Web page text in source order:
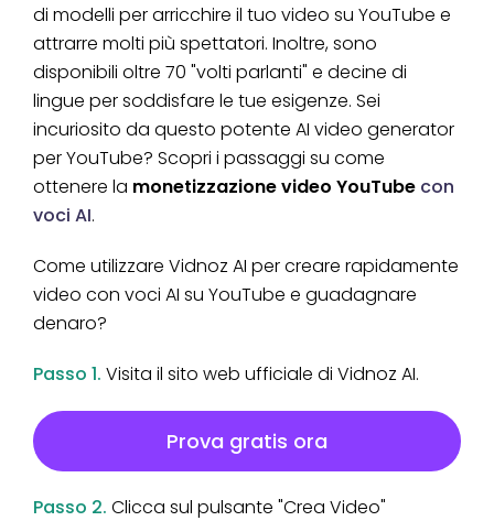
di modelli per arricchire il tuo video su YouTube e
attrarre molti più spettatori. Inoltre, sono
disponibili oltre 70 "volti parlanti" e decine di
lingue per soddisfare le tue esigenze. Sei
incuriosito da questo potente AI video generator
per YouTube? Scopri i passaggi su come
ottenere la monetizzazionevideo YouTube con
voci AI.
Come utilizzare Vidnoz AI per creare rapidamente
video con voci AI su YouTube e guadagnare
denaro?
Passo 1. Visita il sito web ufficiale di Vidnoz AI.
Prova gratis ora
Passo 2. Clicca sul pulsante "Crea Video"